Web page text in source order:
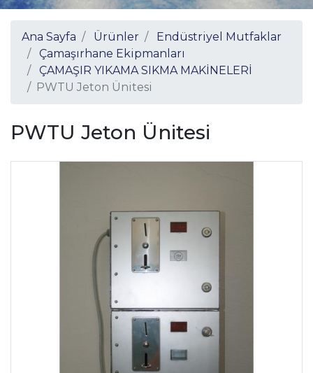
Ana Sayfa Ürünler
Endüstriyel Mutfaklar
Çamaşırhane Ekipmanları
ÇAMAŞIR YIKAMA SIKMA MAKİNELERİ
PWTU Jeton Ünitesi
PWTU Jeton Ünitesi